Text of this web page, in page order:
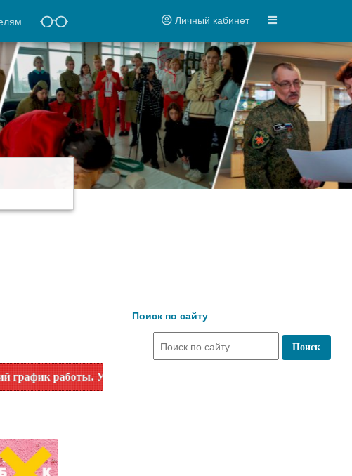
Личный кабинет
Уточняйте время работы по номеру телефона или на сайте в
Поиск по сайту